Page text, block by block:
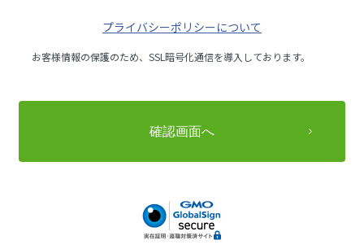
プライバシーポリシーについて
お客様情報の保護のため、SSL暗号化通信を導入しております。